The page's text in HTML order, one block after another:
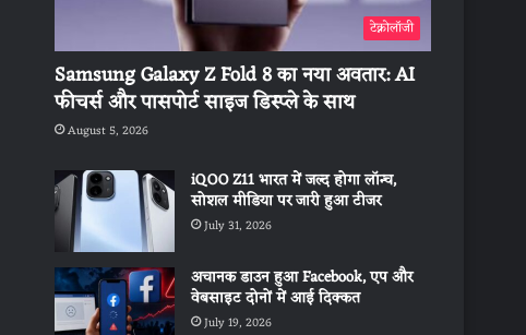
टेक्नोलॉजी
Samsung Galaxy Z Fold 8 का नया अवतार: AI
फीचर्स और पासपोर्ट साइज डिस्प्ले के साथ
August 5, 2026
iQOO Z11 भारत में जल्द होगा लॉन्च,
सोशल मीडिया पर जारी हुआ टीजर
July 31, 2026
अचानक डाउन हुआ Facebook, एप और
वेबसाइट दोनों में आई दिक्कत
July 19, 2026